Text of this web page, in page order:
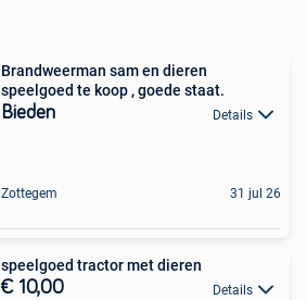
Brandweerman sam en dieren
speelgoed te koop , goede staat.
Bieden Details
Zottegem 31 jul 26
speelgoed tractor met dieren
€ 10,00 Details